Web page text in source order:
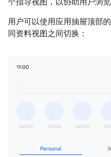
个指导视图，以协助用户浏览
用户可以使用应用抽屉顶部
同资料视图之间切换：